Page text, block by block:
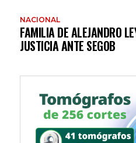
NACIONAL
FAMILIA DE ALEJANDRO
JUSTICIA ANTE SEGOB